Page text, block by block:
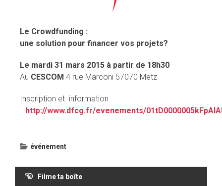
Le Crowdfunding :
une solution pour financer vos projets?
Le mardi 31 mars 2015 à partir de 18h30
Au CESCOM 4 rue Marconi 57070 Metz
Inscription et information
: http://www.dfcg.fr/evenements/
événement
Navigation
Filme ta boîte